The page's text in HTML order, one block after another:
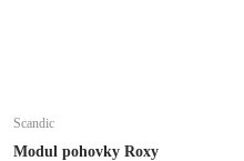
Scandic
Modul pohovky Roxy